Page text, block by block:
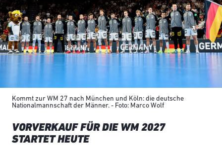
Kommt zur WM 27 nach München und Köln: die deutsche
Nationalmannschaft der Männer. - Foto: Marco Wolf
VORVERKAUF FÜR DIE WM 2027
STARTET HEUTE